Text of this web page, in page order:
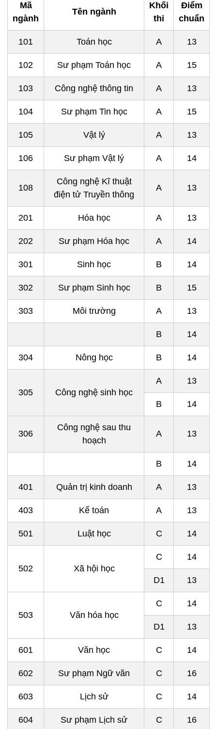
Mã
ngành
Tên ngành
Khối
thi
Điểm
chuẩn
101 Toán học A 13
102 Sư phạm Toán học A 15
103 Công nghệ thông tin A 13
104 Sư phạm Tin học A 15
105 Vật lý A 13
106 Sư phạm Vật lý A 14
108
Công nghệ Kĩ thuật
điện tử Truyền thông
A 13
201 Hóa học A 13
202 Sư phạm Hóa học A 14
301 Sinh học B 14
302 Sư phạm Sinh học B 15
303 Môi trường A 13
B 14
304 Nông học B 14
305 Công nghệ sinh học
A 13
B 14
306
Công nghệ sau thu
hoạch
A 13
B 14
401 Quản trị kinh doanh A 13
403 Kế toán A 13
501 Luật học C 14
502 Xã hội học
C 14
D1 13
503 Văn hóa học
C 14
D1 13
601 Văn học C 14
602 Sư phạm Ngữ văn C 16
603 Lịch sử C 14
604 Sư phạm Lịch sử C 16